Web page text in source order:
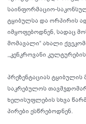
საინფორმაციო-
ტყიბულსა და ორპირის
იმყოფებოდნენ, სადაც
მომავალი“ ახალი
,,კენკროვანი
პრეზენტაციას ტყიბულის
საკრებულოს
ხელისუფლების სხვა
პირები ესწრებოდნენ.